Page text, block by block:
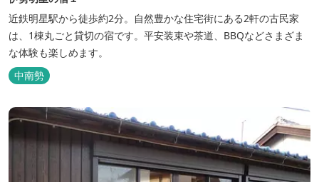
近鉄明星駅から徒歩約2分。自然豊かな住宅街にある2軒の古民家
は、1棟丸ごと貸切の宿です。平安装束や茶道、BBQなどさまざま
な体験も楽しめます。
中南勢